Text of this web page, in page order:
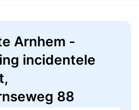
Arnhem -
incidentele
88